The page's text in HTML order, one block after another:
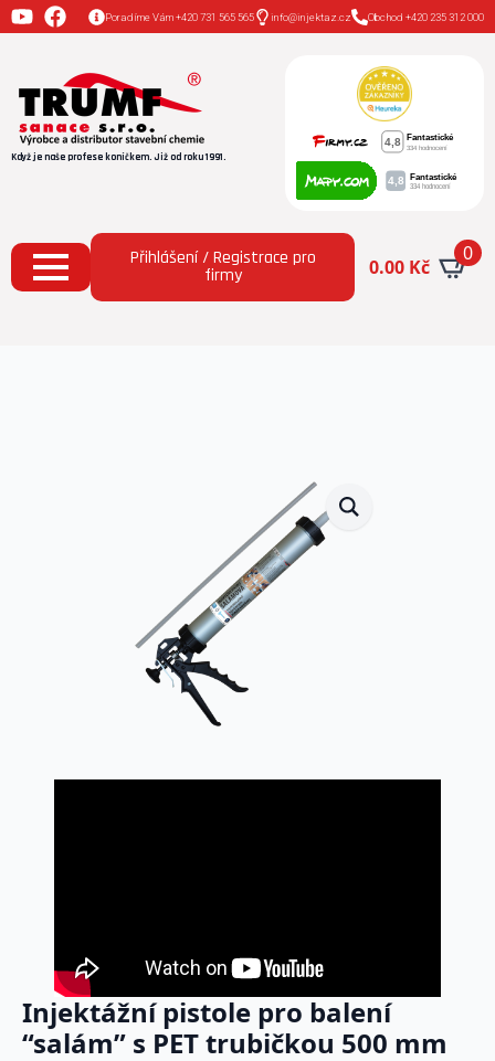
Poradíme Vám +420 731 565 565 info@injektaz.cz Obchod +420 235 312 000
Když je naše profese koníčkem. Již od roku 1991.
Přihlášení / Registrace pro
firmy 0.00 Kč
0
Domů
Všechny produkty
Injektážní pistole pro
Injektážní pistole pro balení
“salám” s PET trubičkou 500 mm